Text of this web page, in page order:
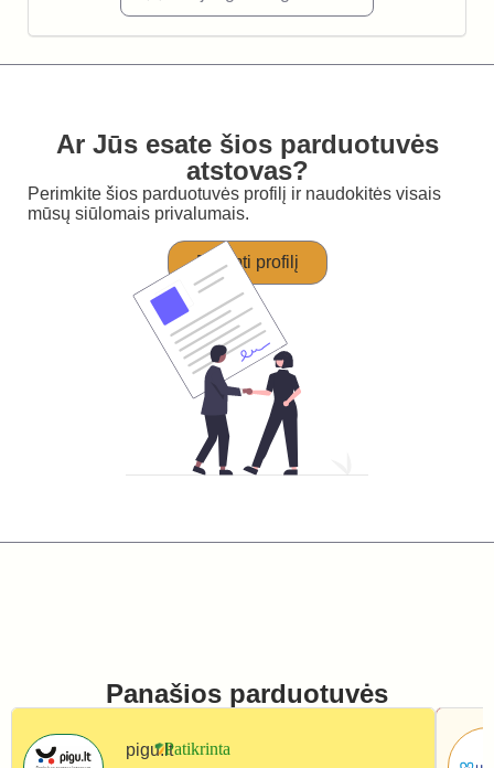
Ar Jūs esate šios parduotuvės
atstovas?
Perimkite šios parduotuvės profilį ir naudokitės visais
mūsų siūlomais privalumais.
Perimti profilį
Panašios parduotuvės
pigu.lt